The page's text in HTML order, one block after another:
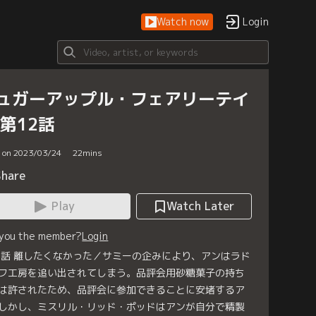
Watch now Login
ガーアップル・フェアリーテイ
12話
on 2023/03/24 22mins
Play
Watch Later
the member?Login
離したくなかった／サミーの企みにより、アンはラド
工房を追い出されてしまう。品評会用砂糖菓子の持ち
許されたため、品評会に参加できることに安堵するア
かし、ミスリル・リッド・ポッドはアンが自分で精製